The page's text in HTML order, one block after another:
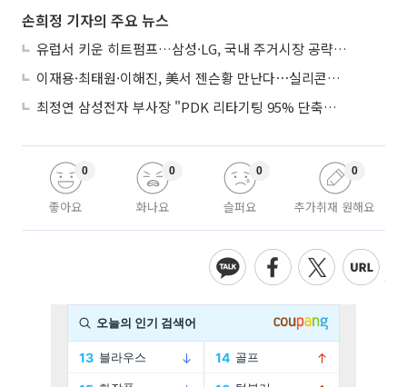
손희정 기자의 주요 뉴스
유럽서 키운 히트펌프…삼성·LG, 국내 주거시장 공략 ‘속도’
이재용·최태원·이해진, 美서 젠슨황 만난다⋯실리콘밸리 집결하는 AI리더
최정연 삼성전자 부사장 "PDK 리타기팅 95% 단축…에이전트 AI 시범 활용"
좋아요
0
화나요
0
슬퍼요
0
추가취재 원해요
0